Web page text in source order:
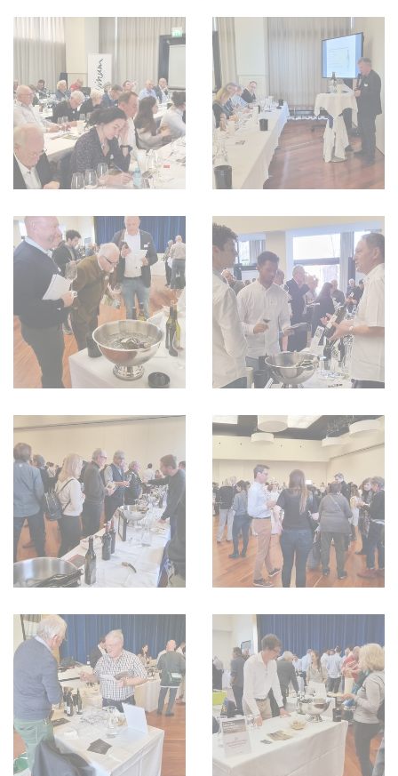
VINOPHILES
AVANTAGES
GUIDE MILLÉSIMES
ABONNER
RECHERCHE VINS
NEWSLETTER
GUIDE DU VIGNOBLE
WINE TRADE CLUB
OFFRES D'EMPLOIS
PUBLICITÉ
PRESSE
MENTIONS LÉGALES
CGV & PROTECTION DES
DONNÉES